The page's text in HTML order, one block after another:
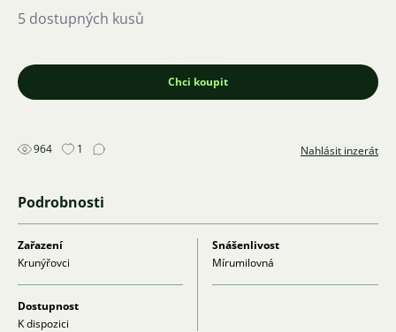
5 dostupných kusů
Chci koupit
964 1 Nahlásit inzerát
Podrobnosti
Zařazení
Krunýřovci
Snášenlivost
Mírumilovná
Dostupnost
K dispozici